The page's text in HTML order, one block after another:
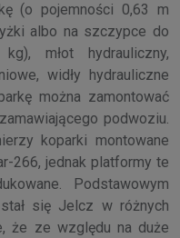
(o pojemności 0,63 m
albo na szczypce do
młot hydrauliczny,
widły hydrauliczne
można zamontować
podwoziu.
koparki montowane
266, jednak platformy te
Podstawowym
się Jelcz w różnych
że ze względu na duże